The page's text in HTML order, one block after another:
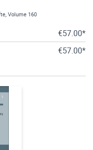
Volume 160
€57.00*
€57.00*